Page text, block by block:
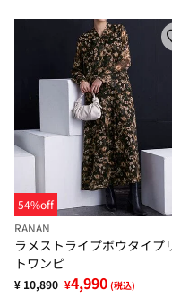
54%off
RANAN
ラメストライプボウタイプ
トワンピ
¥ 10,890 ¥4,990 (税込)